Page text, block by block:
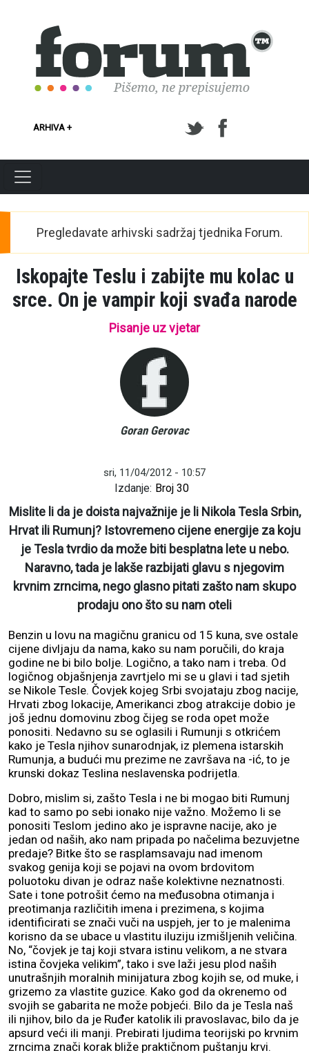
ARHIVA +
Pregledavate arhivski sadržaj tjednika Forum.
Iskopajte Teslu i zabijte mu kolac u
srce. On je vampir koji svađa narode
Pisanje uz vjetar
Goran Gerovac
sri, 11/04/2012 - 10:57
Izdanje: Broj 30
Mislite li da je doista najvažnije je li Nikola Tesla Srbin,
Hrvat ili Rumunj? Istovremeno cijene energije za koju
je Tesla tvrdio da može biti besplatna lete u nebo.
Naravno, tada je lakše razbijati glavu s njegovim
krvnim zrncima, nego glasno pitati zašto nam skupo
prodaju ono što su nam oteli
Benzin u lovu na magičnu granicu od 15 kuna, sve ostale
cijene divljaju da nama, kako su nam poručili, do kraja
godine ne bi bilo bolje. Logično, a tako nam i treba. Od
logičnog objašnjenja zavrtjelo mi se u glavi i tad sjetih
se Nikole Tesle. Čovjek kojeg Srbi svojataju zbog nacije,
Hrvati zbog lokacije, Amerikanci zbog atrakcije dobio je
još jednu domovinu zbog čijeg se roda opet može
ponositi. Nedavno su se oglasili i Rumunji s otkrićem
kako je Tesla njihov sunarodnjak, iz plemena istarskih
Rumunja, a budući mu prezime ne završava na -ić, to je
krunski dokaz Teslina neslavenska podrijetla.
Dobro, mislim si, zašto Tesla i ne bi mogao biti Rumunj
kad to samo po sebi ionako nije važno. Možemo li se
ponositi Teslom jedino ako je ispravne nacije, ako je
jedan od naših, ako nam pripada po načelima bezuvjetne
predaje? Bitke što se rasplamsavaju nad imenom
svakog genija koji se pojavi na ovom brdovitom
poluotoku divan je odraz naše kolektivne neznatnosti.
Sate i tone potrošit ćemo na međusobna otimanja i
preotimanja različitih imena i prezimena, s kojima
identificirati se znači vuči na uspjeh, jer to je malenima
korisno da se ubace u vlastitu iluziju izmišljenih veličina.
No, “čovjek je taj koji stvara istinu velikom, a ne stvara
istina čovjeka velikim”, tako i sve laži jesu plod naših
unutrašnjih moralnih minijatura zbog kojih se, od muke, i
grizemo za vlastite guzice. Kako god da okrenemo od
svojih se gabarita ne može pobjeći. Bilo da je Tesla naš
ili njihov, bilo da je Ruđer katolik ili pravoslavac, bilo da je
apsurd veći ili manji. Prebirati ljudima teorijski po krvnim
zrncima znači korak bliže praktičnom puštanju krvi.